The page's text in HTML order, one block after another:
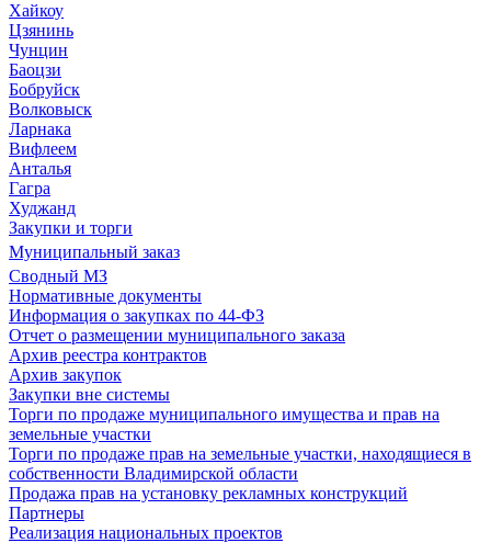
Хайкоу
Цзянинь
Чунцин
Баоцзи
Бобруйск
Волковыск
Ларнака
Вифлеем
Анталья
Гагра
Худжанд
Закупки и торги
Муниципальный заказ
Сводный МЗ
Нормативные документы
Информация о закупках по 44-ФЗ
Отчет о размещении муниципального заказа
Архив реестра контрактов
Архив закупок
Закупки вне системы
Торги по продаже муниципального имущества и прав на
земельные участки
Торги по продаже прав на земельные участки, находящиеся в
собственности Владимирской области
Продажа прав на установку рекламных конструкций
Партнеры
Реализация национальных проектов